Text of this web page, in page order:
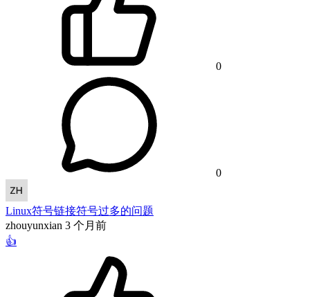
0
0
Linux符号链接符号过多的问题
zhouyunxian 3 个月前
👍